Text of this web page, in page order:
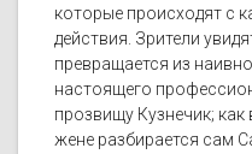
которые происходят с
действия. Зрители
превращается из
настоящего
прозвищу Кузнечик;
жене разбирается сам